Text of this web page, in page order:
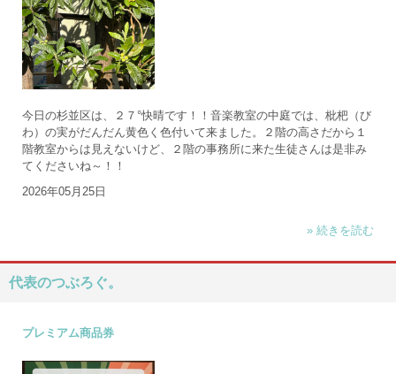
今日の杉並区は、２７°快晴です！！音楽教室の中庭では、枇杷（び
わ）の実がだんだん黄色く色付いて来ました。２階の高さだから１
階教室からは見えないけど、２階の事務所に来た生徒さんは是非み
てくださいね～！！
2026年05月25日
» 続きを読む
代表のつぶろぐ。
プレミアム商品券